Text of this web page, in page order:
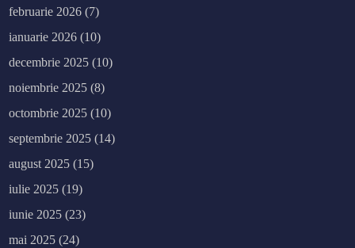
februarie 2026 (7)
ianuarie 2026 (10)
decembrie 2025 (10)
noiembrie 2025 (8)
octombrie 2025 (10)
septembrie 2025 (14)
august 2025 (15)
iulie 2025 (19)
iunie 2025 (23)
mai 2025 (24)